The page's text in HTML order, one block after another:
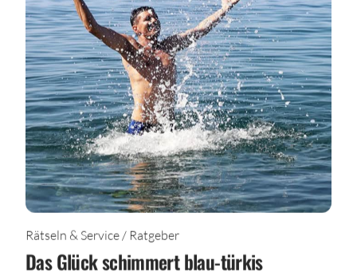
Rätseln & Service / Ratgeber
Das Glück schimmert blau-türkis